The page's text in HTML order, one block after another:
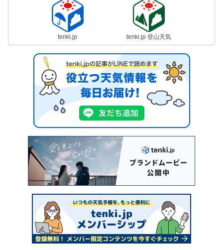
tenki.jp tenki.jp 登山天気